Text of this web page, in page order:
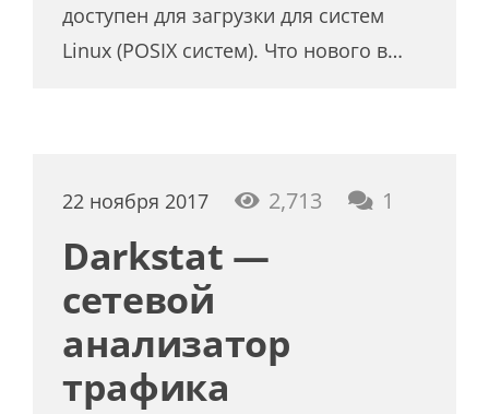
доступен для загрузки для систем
Linux (POSIX систем). Что нового в…
22 ноября 2017 2,713 1
Darkstat —
сетевой
анализатор
трафика